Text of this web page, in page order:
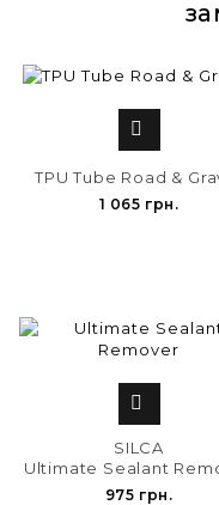

TPU Tube Road &
1 065 грн.

SILCA
Ultimate Sealant
975 грн.